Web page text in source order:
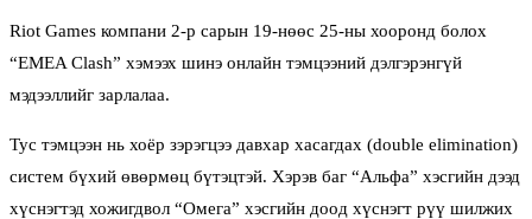
Riot Games компани 2-р сарын 19-нөөс 25-ны хооронд болох
“EMEA Clash” хэмээх шинэ онлайн тэмцээний дэлгэрэнгүй
мэдээллийг зарлалаа.
Тус тэмцээн нь хоёр зэрэгцээ давхар хасагдах (double elimination)
систем бүхий өвөрмөц бүтэцтэй. Хэрэв баг “Альфа” хэсгийн дээд
хүснэгтэд хожигдвол “Омега” хэсгийн доод хүснэгт рүү шилжих